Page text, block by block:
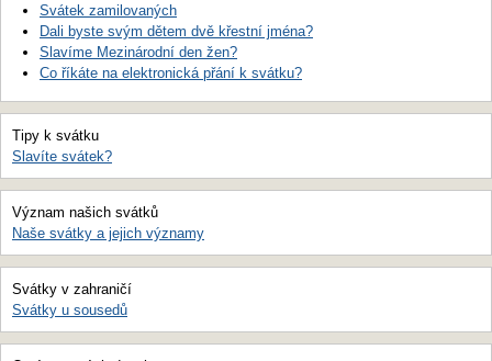
Svátek zamilovaných
Dali byste svým dětem dvě křestní jména?
Slavíme Mezinárodní den žen?
Co říkáte na elektronická přání k svátku?
Tipy k svátku
Slavíte svátek?
Význam našich svátků
Naše svátky a jejich významy
Svátky v zahraničí
Svátky u sousedů